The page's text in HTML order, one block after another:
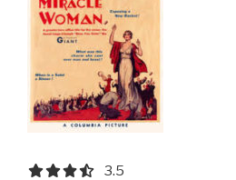
3.5 out of 5.0 stars
3.5